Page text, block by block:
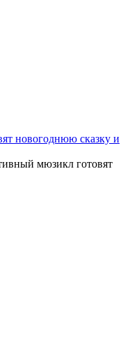
новогоднюю сказку и
мюзикл готовят